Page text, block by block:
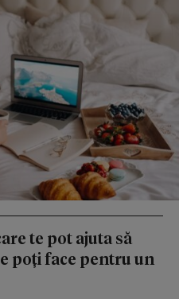
te pot ajuta să
poți face pentru un